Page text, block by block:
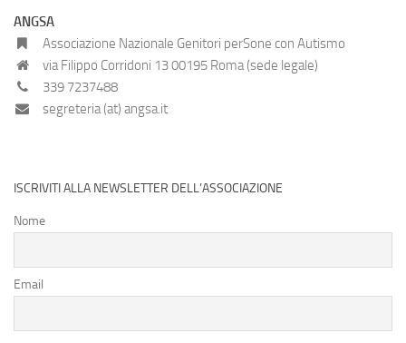
ANGSA
Associazione Nazionale Genitori perSone con Autismo
via Filippo Corridoni 13 00195 Roma (sede legale)
339 7237488
segreteria (at) angsa.it
ISCRIVITI ALLA NEWSLETTER DELL’ASSOCIAZIONE
Nome
Email